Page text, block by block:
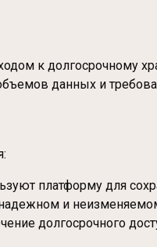
к долгосрочному
данных и
платформу для
и
долгосрочного